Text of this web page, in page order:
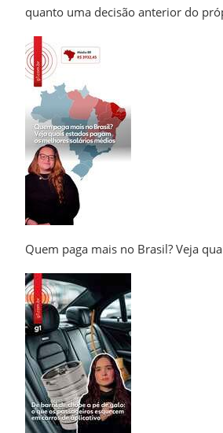
quanto uma decisão anterior do
Quem paga mais no Brasil? Veja